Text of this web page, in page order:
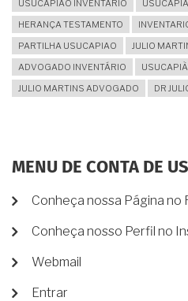
USUCAPIÃO INVENTARIO
HERANÇA TESTAMENTO
PARTILHA USUCAPIAO
JULIO
ADVOGADO INVENTÁRIO
JULIO MARTINS ADVOGADO
DR
MENU DE CONTA DE
Conheça nossa Página no
Conheça nosso Perfil no
Webmail
Entrar